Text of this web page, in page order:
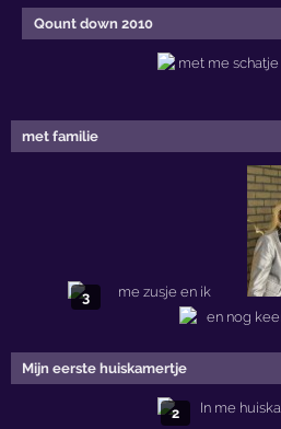
Qount down 2010
met familie
3
Mijn eerste huiskamertje
2